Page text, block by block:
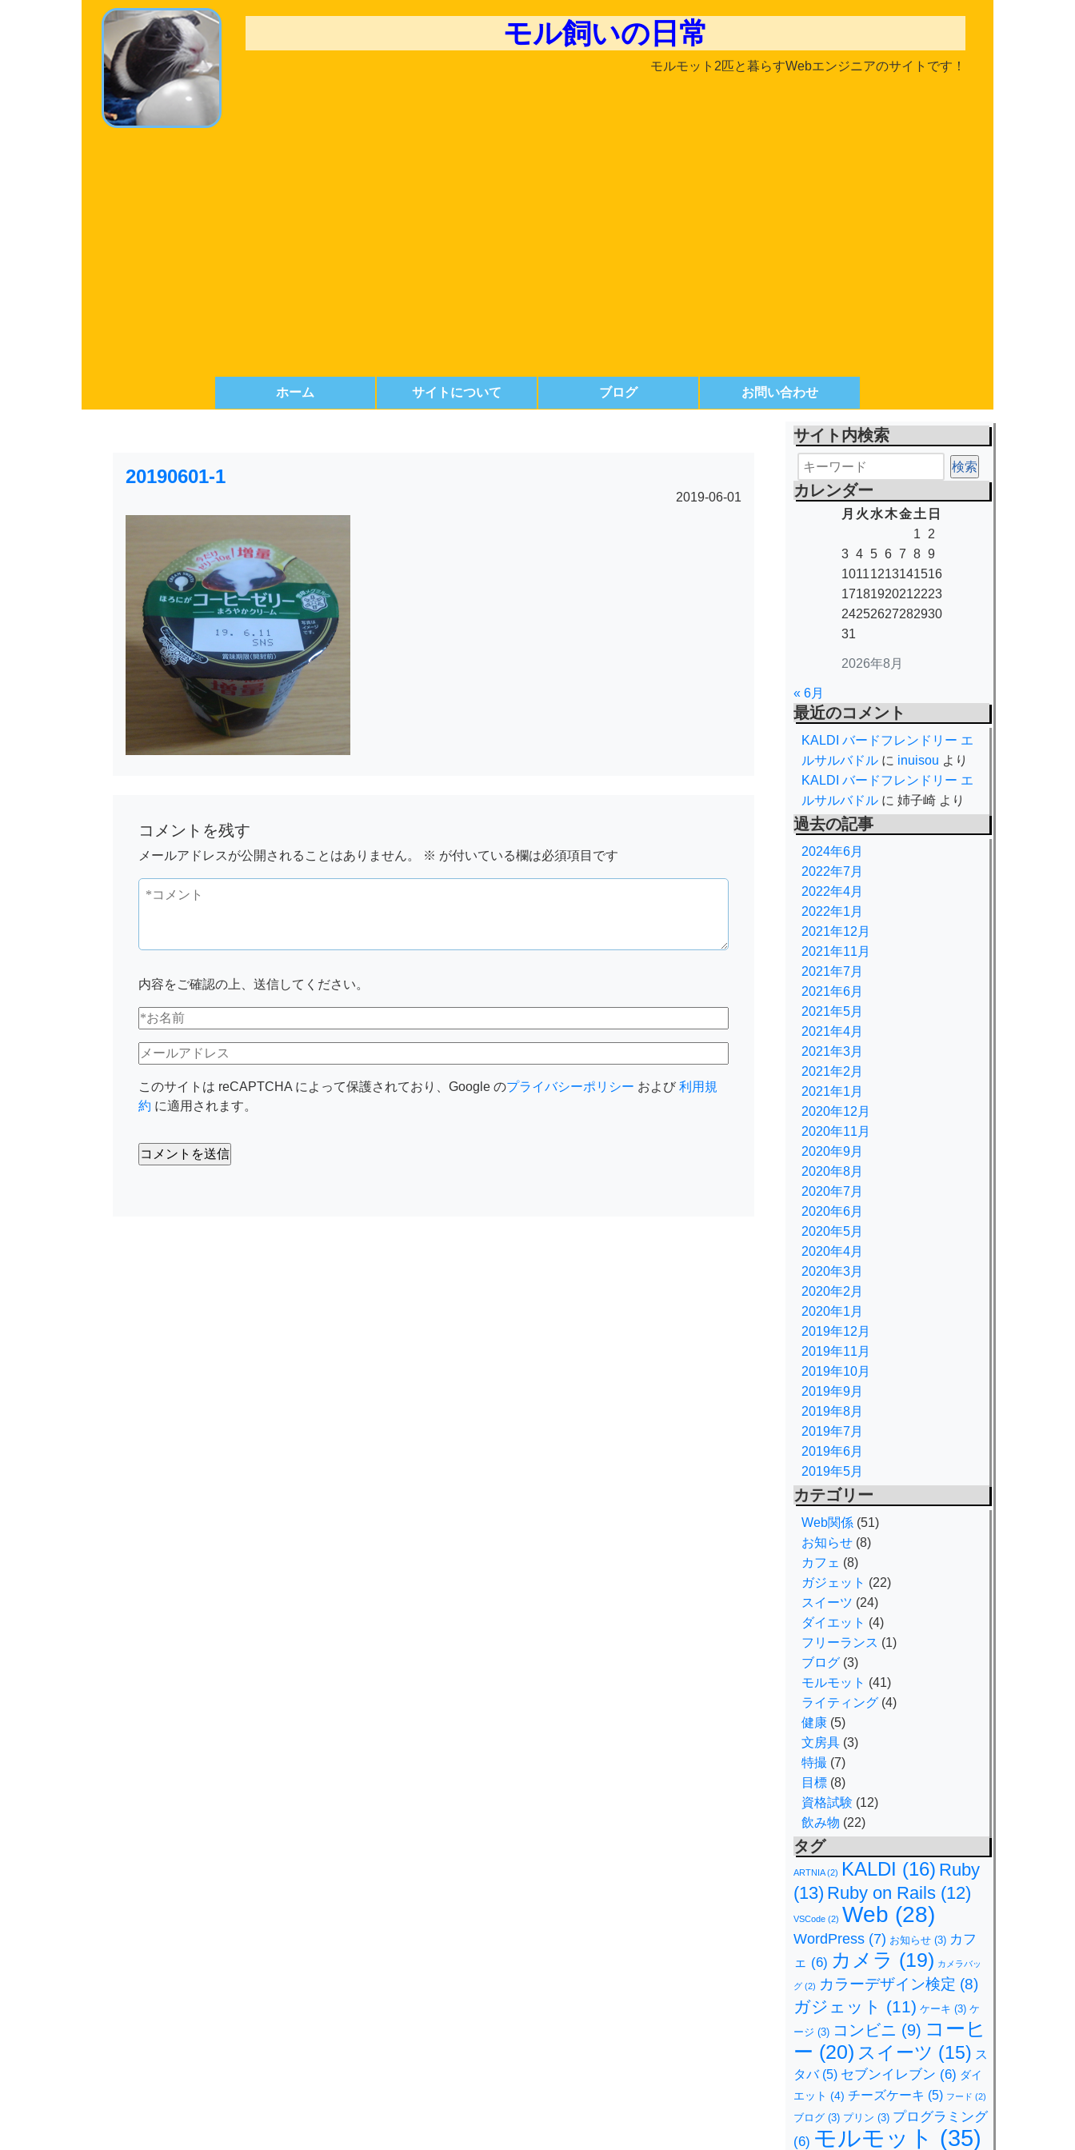
モル飼いの日常
モルモット2匹と暮らすWebエンジニアのサイトです！
ホーム サイトについて ブログ お問い合わせ
20190601-1
2019-06-01
コメントを残す
メールアドレスが公開されることはありません。 ※ が付いている欄は必須項目です
内容をご確認の上、送信してください。
このサイトは reCAPTCHA によって保護されており、Google のプライバシーポリシー および 利用規
約 に適用されます。
サイト内検索
カレンダー
2026年8月
月 火 水木金 土 日
1
2
3 4 5 6 7 8 9
10111213141516
17181920212223
24252627282930
31
« 6月
最近のコメント
KALDI バードフレンドリー エ
ルサルバドル に inuisou より
KALDI バードフレンドリー エ
ルサルバドル に 姉子崎 より
過去の記事
2024年6月
2022年7月
2022年4月
2022年1月
2021年12月
2021年11月
2021年7月
2021年6月
2021年5月
2021年4月
2021年3月
2021年2月
2021年1月
2020年12月
2020年11月
2020年9月
2020年8月
2020年7月
2020年6月
2020年5月
2020年4月
2020年3月
2020年2月
2020年1月
2019年12月
2019年11月
2019年10月
2019年9月
2019年8月
2019年7月
2019年6月
2019年5月
カテゴリー
Web関係 (51)
お知らせ (8)
カフェ (8)
ガジェット (22)
スイーツ (24)
ダイエット (4)
フリーランス (1)
ブログ (3)
モルモット (41)
ライティング (4)
健康 (5)
文房具 (3)
特撮 (7)
目標 (8)
資格試験 (12)
飲み物 (22)
タグ
ARTNIA(2) KALDI (16) Ruby
(13) Ruby on Rails (12)
VSCode (2) Web (28)
WordPress (7) お知らせ (3) カフ
ェ (6) カメラ (19) カメラバッ
グ (2) カラーデザイン検定 (8)
ガジェット (11) ケーキ (3) ケ
ージ (3) コンビニ (9) コーヒ
ー (20) スイーツ (15) ス
タバ(5) セブンイレブン (6) ダイ
エット (4) チーズケーキ (5) フード (2)
ブログ (3) プリン (3) プログラミング
(6) モルモット (35)